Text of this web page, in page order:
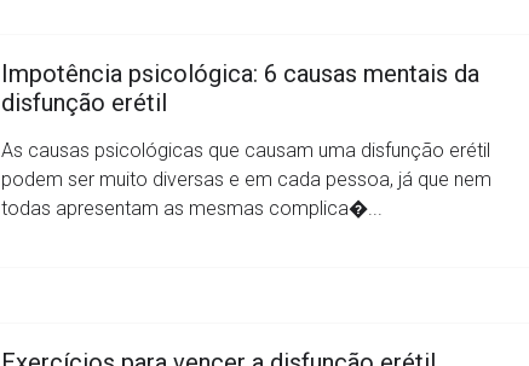
Impotência psicológica: 6 causas mentais da
disfunção erétil
As causas psicológicas que causam uma disfunção erétil
podem ser muito diversas e em cada pessoa, já que nem
todas apresentam as mesmas complica�...